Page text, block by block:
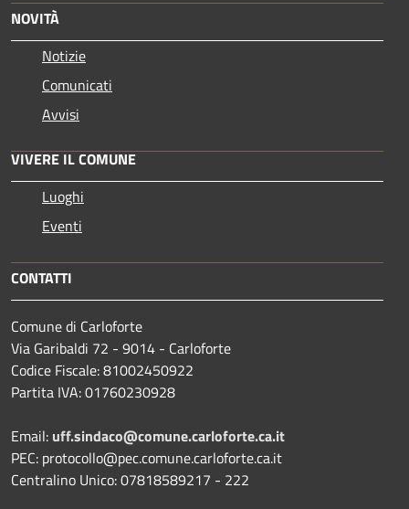
NOVITÀ
Notizie
Comunicati
Avvisi
VIVERE IL COMUNE
Luoghi
Eventi
CONTATTI
Comune di Carloforte
Via Garibaldi 72 - 9014 - Carloforte
Codice Fiscale: 81002450922
Partita IVA: 01760230928
Email: uff.sindaco@comune.carloforte.ca.it
PEC: protocollo@pec.comune.carloforte.ca.it
Centralino Unico: 07818589217 - 222